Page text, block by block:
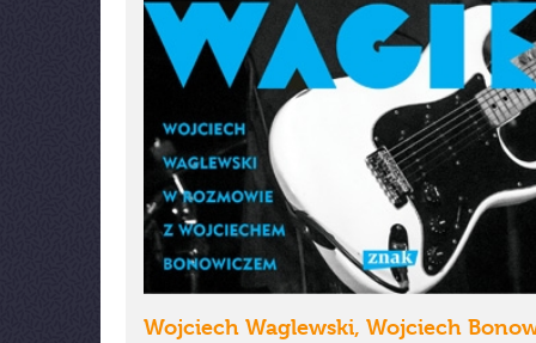
Wojciech Waglewski, Wojciech